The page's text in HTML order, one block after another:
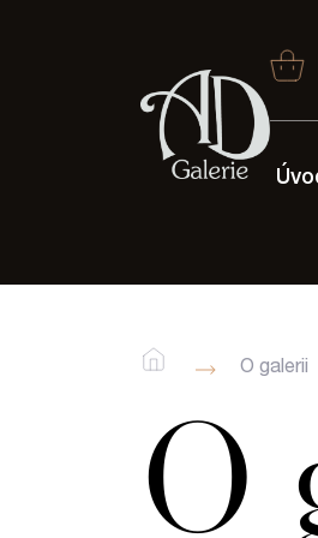
O galerii
O